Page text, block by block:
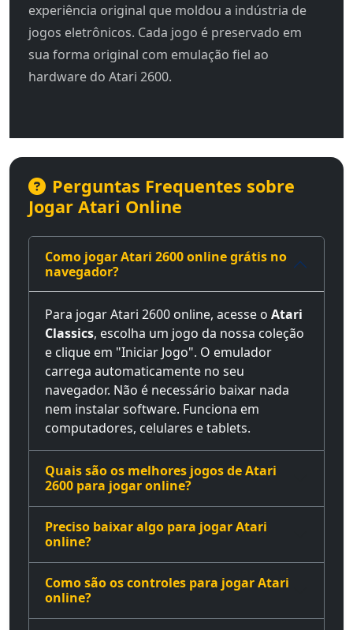
experiência original que moldou a indústria de
jogos eletrônicos. Cada jogo é preservado em
sua forma original com emulação fiel ao
hardware do Atari 2600.
Perguntas Frequentes sobre
Jogar Atari Online
Como jogar Atari 2600 online grátis no
navegador?
Para jogar Atari 2600 online, acesse o Atari
Classics, escolha um jogo da nossa coleção
e clique em "Iniciar Jogo". O emulador
carrega automaticamente no seu
navegador. Não é necessário baixar nada
nem instalar software. Funciona em
computadores, celulares e tablets.
Quais são os melhores jogos de Atari
2600 para jogar online?
Preciso baixar algo para jogar Atari
online?
Como são os controles para jogar Atari
online?